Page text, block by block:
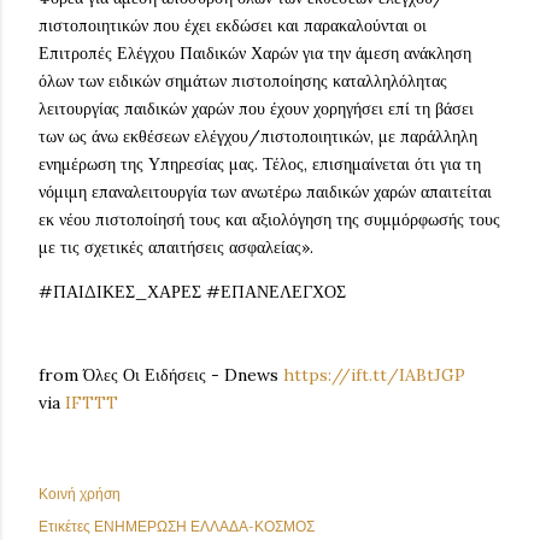
πιστοποιητικών που έχει εκδώσει και παρακαλούνται οι
Επιτροπές Ελέγχου Παιδικών Χαρών για την άμεση ανάκληση
όλων των ειδικών σημάτων πιστοποίησης καταλληλόλητας
λειτουργίας παιδικών χαρών που έχουν χορηγήσει επί τη βάσει
των ως άνω εκθέσεων ελέγχου/πιστοποιητικών, με παράλληλη
ενημέρωση της Υπηρεσίας μας. Τέλος, επισημαίνεται ότι για τη
νόμιμη επαναλειτουργία των ανωτέρω παιδικών χαρών απαιτείται
εκ νέου πιστοποίησή τους και αξιολόγηση της συμμόρφωσής τους
με τις σχετικές απαιτήσεις ασφαλείας».
#ΠΑΙΔΙΚΕΣ_ΧΑΡΕΣ #ΕΠΑΝΕΛΕΓΧΟΣ
from Όλες Οι Ειδήσεις - Dnews https://ift.tt/IABtJGP
via IFTTT
Κοινή χρήση
Ετικέτες ΕΝΗΜΕΡΩΣΗ ΕΛΛΑΔΑ-ΚΟΣΜΟΣ